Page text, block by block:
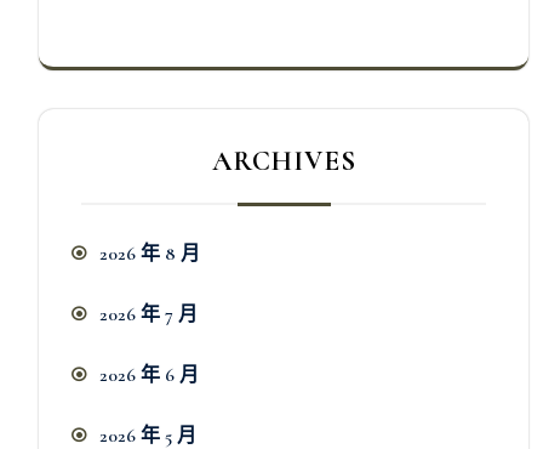
ARCHIVES
2026 年 8 月
2026 年 7 月
2026 年 6 月
2026 年 5 月